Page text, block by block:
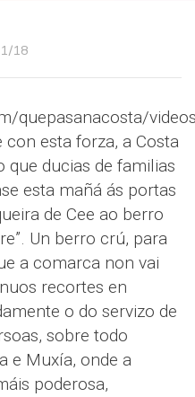
18
quepasanacosta/
esta forza, a Costa
que ducias de familias
esta mañá ás portas
de Cee ao berro
Un berro crú, para
a comarca non vai
recortes en
o do servizo de
sobre todo
e Muxía, onde a
poderosa,